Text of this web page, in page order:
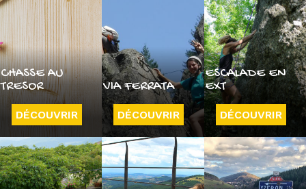
CHASSE AU
TRESOR
DÉCOUVRIR
VIA FERRATA
DÉCOUVRIR
ESCALADE EN
EXT
DÉCOUVRIR